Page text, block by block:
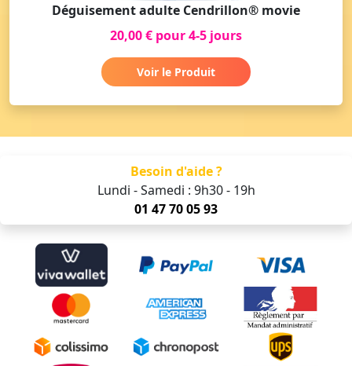
Déguisement adulte Cendrillon® movie
20,00 € pour 4-5 jours
Voir le Produit
Besoin d'aide ?
Lundi - Samedi : 9h30 - 19h
01 47 70 05 93